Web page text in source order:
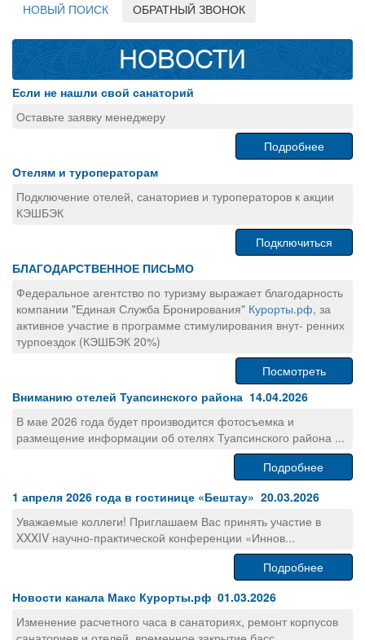
НОВЫЙ ПОИСК ОБРАТНЫЙ ЗВОНОК
НОВОСТИ
Если не нашли свой санаторий
Оставьте заявку менеджеру
Подробнее
Отелям и туроператорам
Подключение отелей, санаториев и туроператоров к акции
КЭШБЭК
Подключиться
БЛАГОДАРСТВЕННОЕ ПИСЬМО
Федеральное агентство по туризму выражает благодарность
компании "Единая Служба Бронирования" Курорты.рф, за
активное участие в программе стимулирования внут- ренних
турпоездок (КЭШБЭК 20%)
Посмотреть
Вниманию отелей Туапсинского района 14.04.2026
В мае 2026 года будет производится фотосъемка и
размещение информации об отелях Туапсинского района ...
Подробнее
1 апреля 2026 года в гостинице «Бештау» 20.03.2026
Уважаемые коллеги! Приглашаем Вас принять участие в
XXXIV научно-практической конференции «Иннов...
Подробнее
Новости канала Макс Курорты.рф 01.03.2026
Изменение расчетного часа в санаториях, ремонт корпусов